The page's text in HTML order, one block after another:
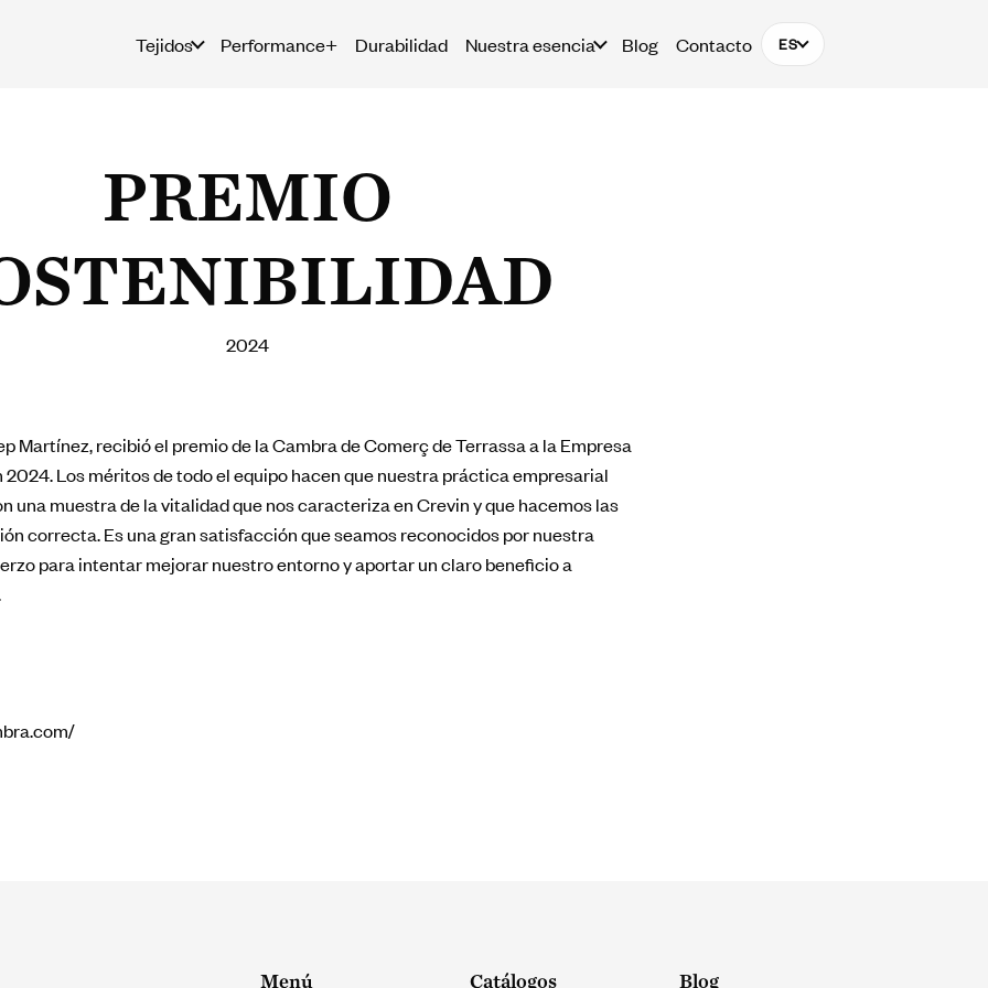
Tejidos
Performance+ Durabilidad Nuestra esencia Blog Contacto ES
PREMIO
2024
Martínez, recibió el premio de la Cambra de Comerç de Terrassa a la Empresa
2024. Los méritos de todo el equipo hacen que nuestra práctica empresarial
una muestra de la vitalidad que nos caracteriza en Crevin y que hacemos las
correcta. Es una gran satisfacción que seamos reconocidos por nuestra
para intentar mejorar nuestro entorno y aportar un claro beneficio a
Menú Catálogos Blog